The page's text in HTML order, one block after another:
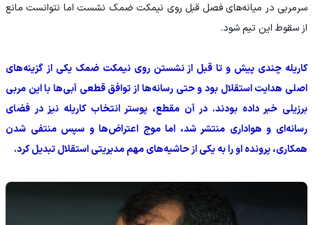
سرمربی در میانه‌های فصل قبل روی نیمکت ضمک نشست اما نتوانست مانع
از سقوط این تیم شود.
کاریله چندی پیش و تا قبل از نشستن روی نیمکت ضمک یکی از گزینه‌های
اصلی هدایت استقلال بود و حتی رسانه‌ها از توافق قطعی آبی‌ها با این مربی
برزیلی خبر داده بودند. در آن مقطع، پوستر انتخاب کاریله نیز در فضای
رسانه‌ای و هواداری منتشر شد، اما موج اعتراض‌ها و سپس منتفی شدن
همکاری، پرونده او را به یکی از حاشیه‌های مهم مدیریتی استقلال تبدیل کرد.